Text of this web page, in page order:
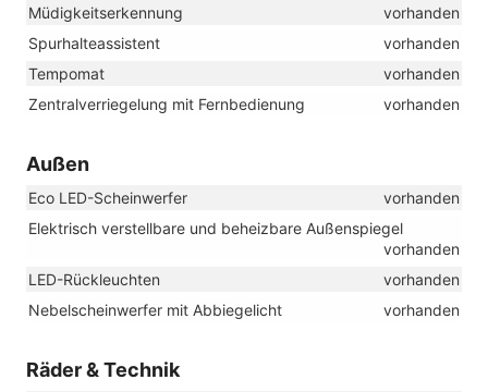
Müdigkeitserkennung
vorhanden
Spurhalteassistent
vorhanden
Tempomat
vorhanden
Zentralverriegelung mit Fernbedienung
vorhanden
Außen
Eco LED-Scheinwerfer
vorhanden
Elektrisch verstellbare und beheizbare Außenspiegel
vorhanden
LED-Rückleuchten
vorhanden
Nebelscheinwerfer mit Abbiegelicht
vorhanden
Räder & Technik